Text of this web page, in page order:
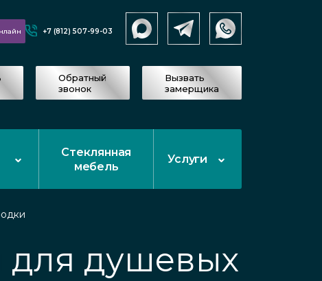
+7 (812) 507-99-03
Обратный
звонок
Вызвать
замерщика
Стеклянная
мебель
Услуги
для душевых